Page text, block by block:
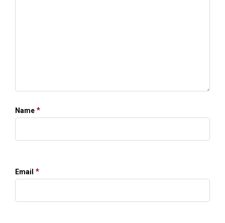
Name *
Email *